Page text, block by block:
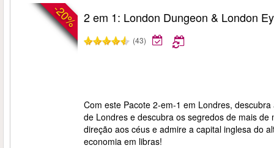
-20% 2 em 1: London Dungeon & London
(43)
Com este Pacote 2-em-1 em Londres,
de Londres e descubra os segredos de mais
direção aos céus e admire a capital inglesa do
economia em libras!